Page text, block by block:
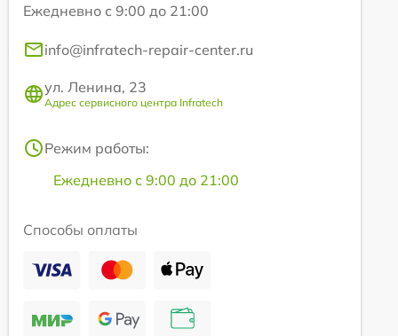
Ежедневно с 9:00 до 21:00
info@infratech-repair-center.ru
ул. Ленина, 23
Адрес сервисного центра Infratech
Режим работы:
Ежедневно с 9:00 до 21:00
Способы оплаты